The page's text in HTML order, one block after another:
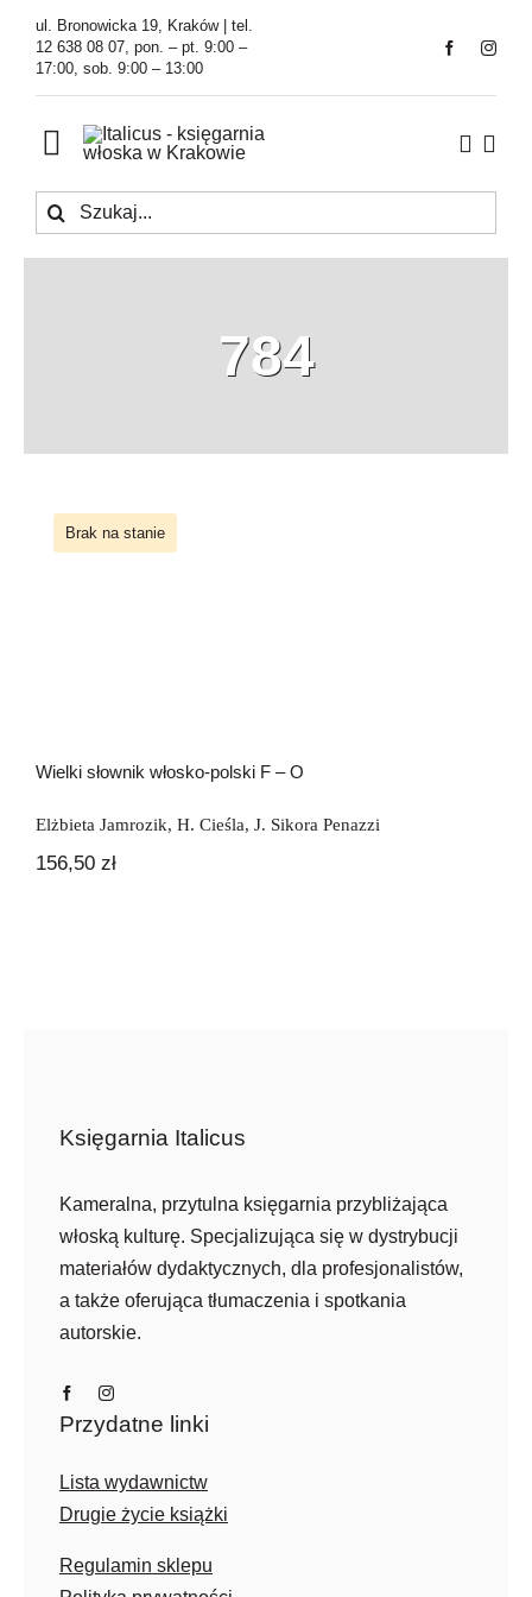
Przejdź
zawartości
ul. Bronowicka 19, Kraków | tel.
12 638 08 07, pon. – pt. 9:00 –
17:00, sob. 9:00 – 13:00
Toggle
Navigation
Księgarnia
Newsletter
Szukaj
784
Brak na stanie
Wielki słownik włosko-polski F – O
Elżbieta Jamrozik, H. Cieśla, J. Sikora Penazzi
156,50 zł
Księgarnia Italicus
Kameralna, przytulna księgarnia przybliżająca
włoską kulturę. Specjalizująca się w dystrybucji
materiałów dydaktycznych, dla profesjonalistów,
a także oferująca tłumaczenia i spotkania
autorskie.
Przydatne linki
Lista wydawnictw
Drugie życie książki
Regulamin sklepu